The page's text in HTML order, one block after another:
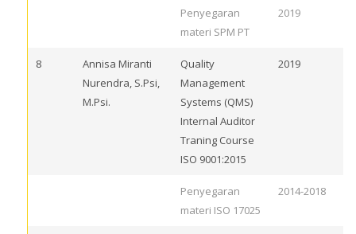
Penyegaran
materi SPM PT
2019
8
Annisa Miranti
Nurendra, S.Psi,
M.Psi.
Quality
Management
Systems (QMS)
Internal Auditor
Traning Course
ISO 9001:2015
2019
Penyegaran
materi ISO 17025
2014-2018